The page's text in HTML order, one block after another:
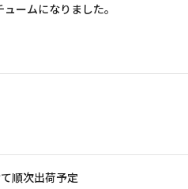
ームになりました。
順次出荷予定